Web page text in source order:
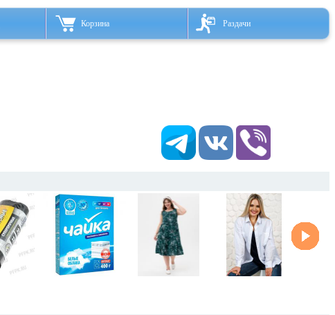
Корзина Раздачи